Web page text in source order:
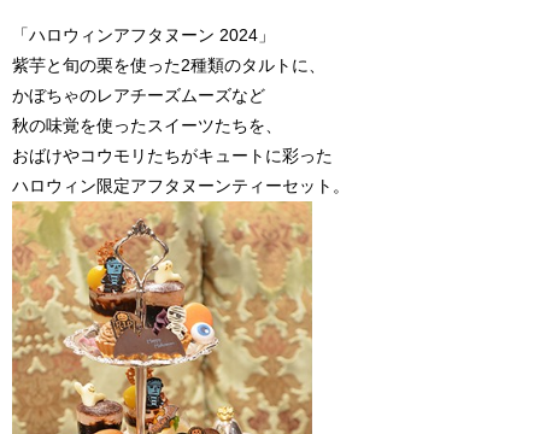
「ハロウィンアフタヌーン 2024」
紫芋と旬の栗を使った2種類のタルトに、
かぼちゃのレアチーズムーズなど
秋の味覚を使ったスイーツたちを、
おばけやコウモリたちがキュートに彩った
ハロウィン限定アフタヌーンティーセット。